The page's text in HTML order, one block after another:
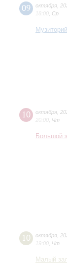
09 октября
18:00 Ср
Музиторий
10 октября
20:00 Чт
Большой
10 октября
19:00 Чт
Малый